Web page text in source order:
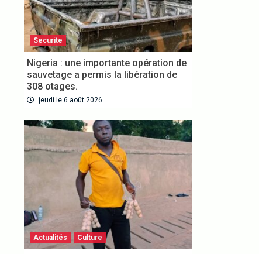
Securite
Nigeria : une importante opération de
sauvetage a permis la libération de
308 otages.
jeudi le 6 août 2026
Actualités Culture